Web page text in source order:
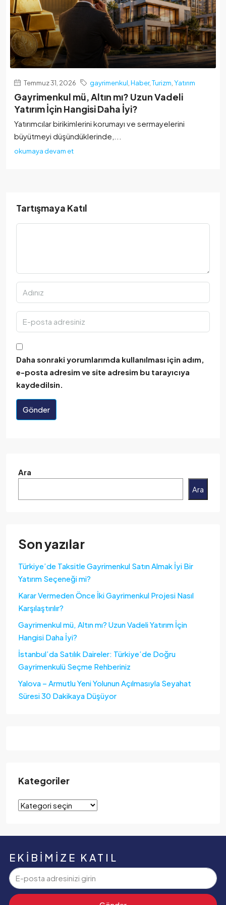
Temmuz 31, 2026 gayrimenkul Haber,Turizm Yatırım
Gayrimenkul mü, Altın mı? Uzun Vadeli
Yatırım İçin Hangisi Daha İyi?
Yatırımcılar birikimlerini korumayı ve sermayelerini
büyütmeyi düşündüklerinde,...
okumaya devam et
Tartışmaya Katıl
Daha sonraki yorumlarımda kullanılması için adım,
e-posta adresim ve site adresim bu tarayıcıya
kaydedilsin.
Gönder
Ara
Ara
Son yazılar
Türkiye’de Taksitle Gayrimenkul Satın Almak İyi Bir
Yatırım Seçeneği mi?
Karar Vermeden Önce İki Gayrimenkul Projesi Nasıl
Karşılaştırılır?
Gayrimenkul mü, Altın mı? Uzun Vadeli Yatırım İçin
Hangisi Daha İyi?
İstanbul’da Satılık Daireler: Türkiye’de Doğru
Gayrimenkulü Seçme Rehberiniz
Yalova – Armutlu Yeni Yolunun Açılmasıyla Seyahat
Süresi 30 Dakikaya Düşüyor
Kategoriler
EKIBIMIZE KATIL